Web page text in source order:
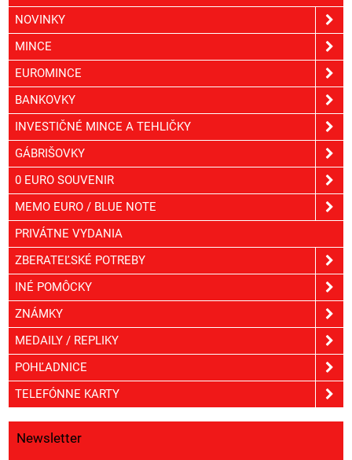
NOVINKY
MINCE
EUROMINCE
BANKOVKY
INVESTIČNÉ MINCE A TEHLIČKY
GÁBRIŠOVKY
0 EURO SOUVENIR
MEMO EURO / BLUE NOTE
PRIVÁTNE VYDANIA
ZBERATEĽSKÉ POTREBY
INÉ POMÔCKY
ZNÁMKY
MEDAILY / REPLIKY
POHĽADNICE
TELEFÓNNE KARTY
Newsletter